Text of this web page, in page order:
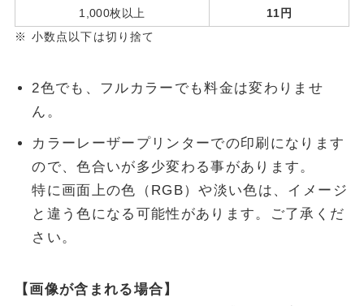
1,000枚以上
11円
小数点以下は切り捨て
2色でも、フルカラーでも料金は変わりませ
ん。
カラーレーザープリンターでの印刷になります
ので、色合いが多少変わる事があります。
特に画面上の色（RGB）や淡い色は、イメージ
と違う色になる可能性があります。ご了承くだ
さい。
【画像が含まれる場合】